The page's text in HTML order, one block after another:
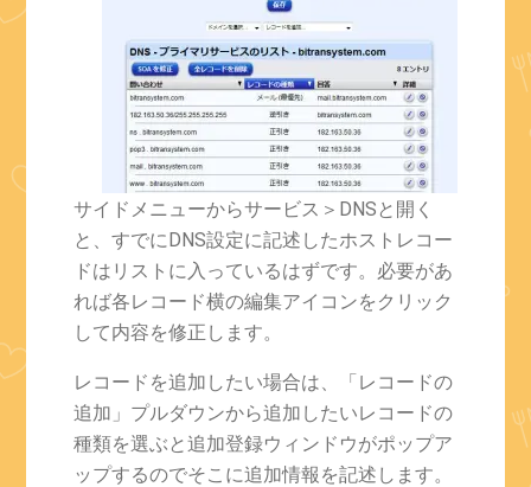
サイドメニューからサービス＞DNSと開く
と、すでにDNS設定に記述したホストレコー
ドはリストに入っているはずです。必要があ
れば各レコード横の編集アイコンをクリック
して内容を修正します。
レコードを追加したい場合は、「レコードの
追加」プルダウンから追加したいレコードの
種類を選ぶと追加登録ウィンドウがポップア
ップするのでそこに追加情報を記述します。